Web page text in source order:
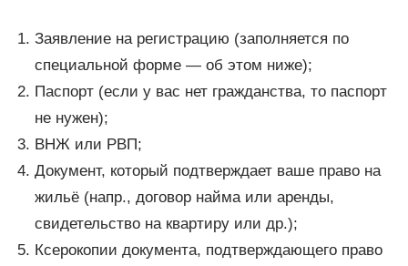
Заявление на регистрацию (заполняется по
специальной форме — об этом ниже);
Паспорт (если у вас нет гражданства, то паспорт
не нужен);
ВНЖ или РВП;
Документ, который подтверждает ваше право на
жильё (напр., договор найма или аренды,
свидетельство на квартиру или др.);
Ксерокопии документа, подтверждающего право